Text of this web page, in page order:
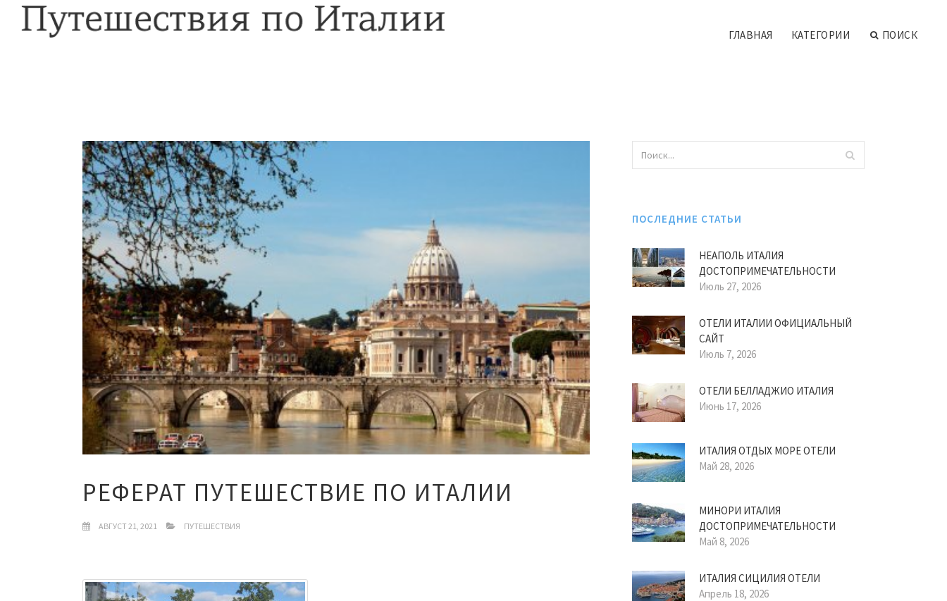
ГЛАВНАЯ КАТЕГОРИИ ПОИСК
РЕФЕРАТ ПУТЕШЕСТВИЕ ПО ИТАЛИИ
АВГУСТ 21, 2021 ПУТЕШЕСТВИЯ
ПОСЛЕДНИЕ СТАТЬИ
НЕАПОЛЬ ИТАЛИЯ
ДОСТОПРИМЕЧАТЕЛЬНОСТИ
Июль 27, 2026
ОТЕЛИ ИТАЛИИ ОФИЦИАЛЬНЫЙ
САЙТ
Июль 7, 2026
ОТЕЛИ БЕЛЛАДЖИО ИТАЛИЯ
Июнь 17, 2026
ИТАЛИЯ ОТДЫХ МОРЕ ОТЕЛИ
Май 28, 2026
МИНОРИ ИТАЛИЯ
ДОСТОПРИМЕЧАТЕЛЬНОСТИ
Май 8, 2026
ИТАЛИЯ СИЦИЛИЯ ОТЕЛИ
Апрель 18, 2026